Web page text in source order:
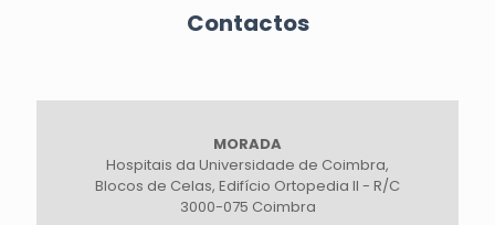
Contactos
MORADA
Hospitais da Universidade de Coimbra,
Blocos de Celas, Edifício Ortopedia II - R/C
3000-075 Coimbra